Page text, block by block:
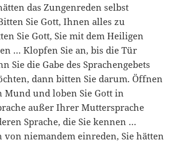
das Zungenreden selbst
Sie Gott, Ihnen alles zu
Sie Gott, Sie mit dem Heiligen
… Klopfen Sie an, bis die Tür
Sie die Gabe des Sprachengebets
dann bitten Sie darum. Öffnen
Mund und loben Sie Gott in
außer Ihrer Muttersprache
Sprache, die Sie kennen …
von niemandem einreden, Sie hätten